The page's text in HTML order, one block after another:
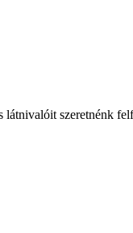
látnivalóit szeretnénk